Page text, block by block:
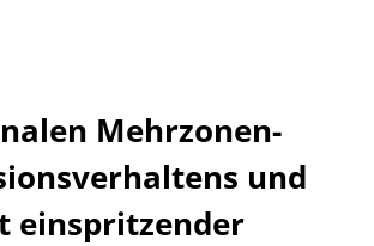
Mehrzonen-
und
einspritzender